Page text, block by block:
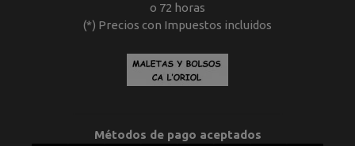
o 72 horas
(*) Precios con Impuestos incluidos
Métodos de pago aceptados